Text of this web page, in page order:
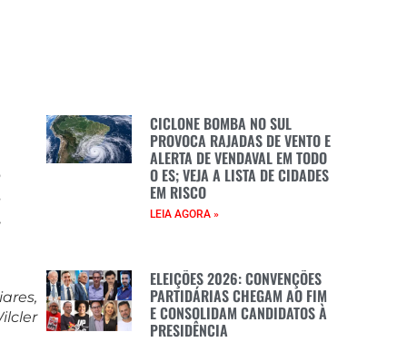
CICLONE BOMBA NO SUL
PROVOCA RAJADAS DE VENTO E
ALERTA DE VENDAVAL EM TODO
O ES; VEJA A LISTA DE CIDADES
EM RISCO
LEIA AGORA »
ELEIÇÕES 2026: CONVENÇÕES
PARTIDÁRIAS CHEGAM AO FIM
E CONSOLIDAM CANDIDATOS À
PRESIDÊNCIA